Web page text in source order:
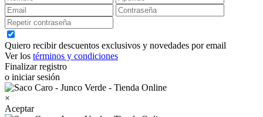
Quiero recibir descuentos exclusivos y novedades por email
Ver los términos y condiciones
Finalizar registro
o iniciar sesión
×
Aceptar